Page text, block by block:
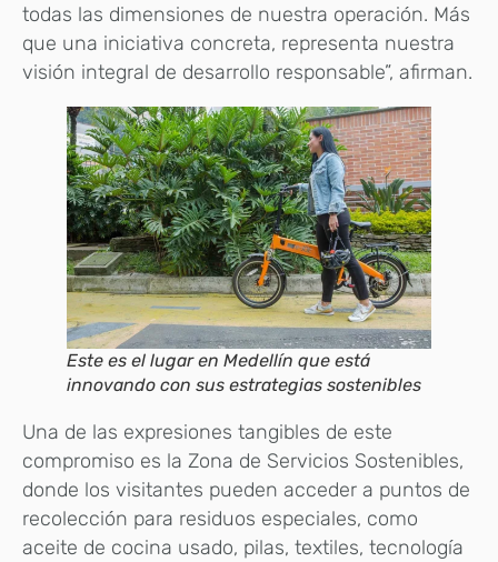
todas las dimensiones de nuestra operación. Más
que una iniciativa concreta, representa nuestra
visión integral de desarrollo responsable”, afirman.
Este es el lugar en Medellín que está
innovando con sus estrategias sostenibles
Una de las expresiones tangibles de este
compromiso es la Zona de Servicios Sostenibles,
donde los visitantes pueden acceder a puntos de
recolección para residuos especiales, como
aceite de cocina usado, pilas, textiles, tecnología